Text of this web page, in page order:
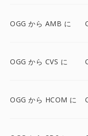
OGG から AMB に
OGG から CVS に
OGG から HCOM に